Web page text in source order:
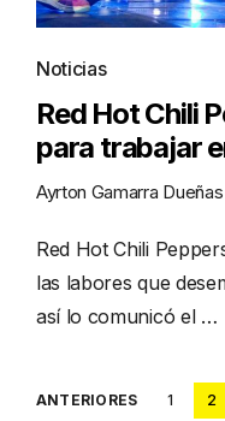
Noticias
Red Hot Chili
para trabajar
Ayrton Gamarra Dueñas
Red Hot Chili
las labores que
así lo comunicó el …
Posts
ANTERIORES 1 2